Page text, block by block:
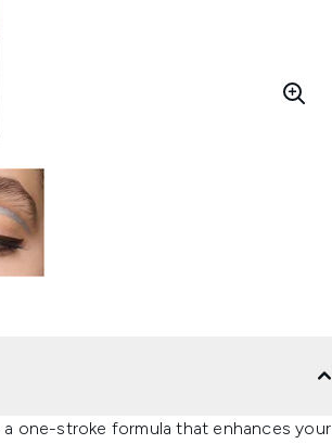
a one-stroke formula that enhances your